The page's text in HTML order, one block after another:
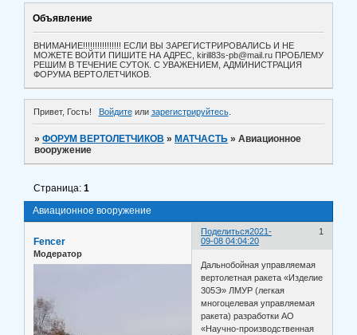
Объявление
ВНИМАНИЕ!!!!!!!!!!!!!!!! ЕСЛИ ВЫ ЗАРЕГИСТРИРОВАЛИСЬ И НЕ
МОЖЕТЕ ВОЙТИ ПИШИТЕ НА АДРЕС, kirill83s-pb@mail.ru ПРОБЛЕМУ
РЕШИМ В ТЕЧЕНИЕ СУТОК. С УВАЖЕНИЕМ, АДМИНИСТРАЦИЯ
ФОРУМА ВЕРТОЛЕТЧИКОВ.
Привет, Гость! Войдитеили зарегистрируйтесь.
»ФОРУМ ВЕРТОЛЕТЧИКОВ » МАТЧАСТЬ »Авиационное
вооружение
Авиационное вооружение
Страница:1
Поделиться 1
2021-
09-08 04:04:20
Fencer
Модератор
Дальнобойная управляемая
вертолетная ракета «Изделие
305Э» ЛМУР (легкая
многоцелевая управляемая
ракета) разработки АО
«Научно-производственная